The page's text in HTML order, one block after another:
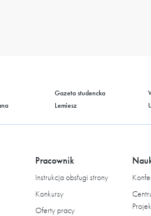
Gazeta studencka
Lemiesz
Pracownik
Instrukcja obsługi strony
Konkursy
Oferty pracy